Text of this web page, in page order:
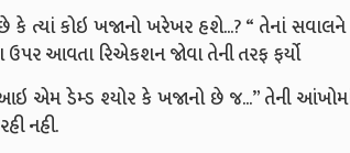
કે ત્યાં કોઇ ખજાનો ખરેખર હશે...? “ તેનાં
આવતા રિએકશન જોવા તેની તરફ ફર્યો
એમ ડેમ્ડ શ્યોર કે ખજાનો છે જ...” તેની
નહી.